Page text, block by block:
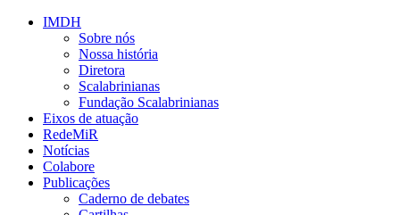
IMDH
Sobre nós
Nossa história
Diretora
Scalabrinianas​
Fundação Scalabrinianas​
Eixos de atuação
RedeMiR
Notícias​
Colabore
Publicações
Caderno de debates